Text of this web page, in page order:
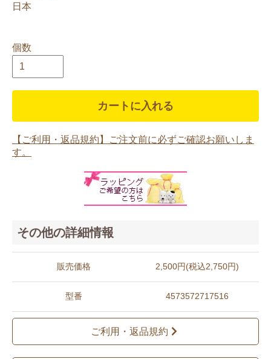
日本
個数
カートに入れる
【ご利用・返品規約】ご注文前に必ずご確認お願いしま
す。
その他の詳細情報
販売価格 2,500円(税込2,750円)
型番 4573572717516
ご利用・返品規約